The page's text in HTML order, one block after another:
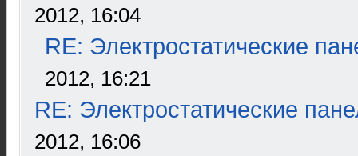
2012, 16:04
RE: Электростатические
2012, 16:21
RE: Электростатические
2012, 16:06